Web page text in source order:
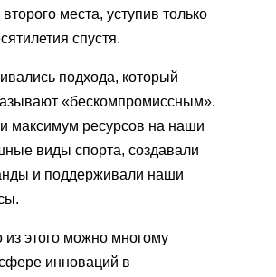
места, уступив только
спустя.
подхода, который
«бескомпромиссным».
максимум ресурсов на наши
виды спорта, создавали
и поддерживали наши
этого можно многому
инноваций в